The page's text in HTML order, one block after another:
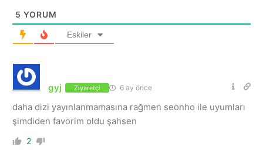
5 YORUM
Eskiler
gyj Ziyaretçi 6 ay önce
daha dizi yayınlanmamasına rağmen seonho ile uyumları
şimdiden favorim oldu şahsen
2